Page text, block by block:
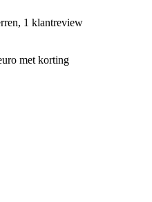
1 klantreview
met korting